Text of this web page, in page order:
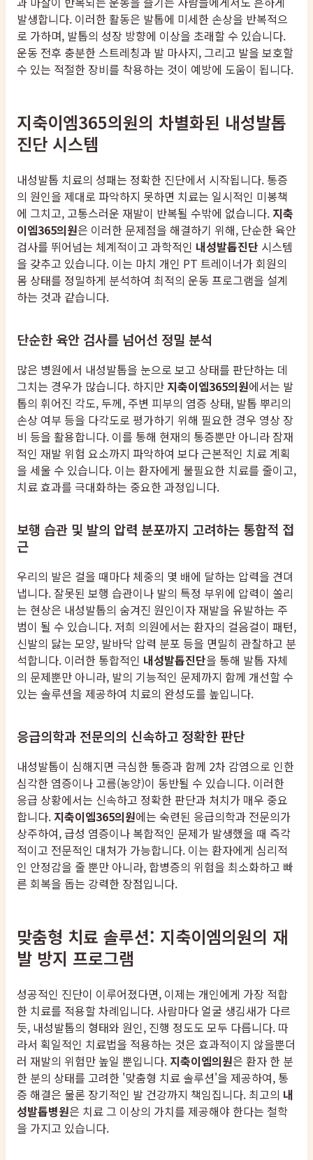
발생합니다. 이러한 활동은 발톱에 미세한 손상을 반복적으
로 가하며, 발톱의 성장 방향에 이상을 초래할 수 있습니다.
운동 전후 충분한 스트레칭과 발 마사지, 그리고 발을 보호할
수 있는 적절한 장비를 착용하는 것이 예방에 도움이 됩니다.
지축이엠365의원의 차별화된 내성발톱
진단 시스템
내성발톱 치료의 성패는 정확한 진단에서 시작됩니다. 통증
의 원인을 제대로 파악하지 못하면 치료는 일시적인 미봉책
에 그치고, 고통스러운 재발이 반복될 수밖에 없습니다. 지축
이엠365의원은 이러한 문제점을 해결하기 위해, 단순한 육안
검사를 뛰어넘는 체계적이고 과학적인 내성발톱진단 시스템
을 갖추고 있습니다. 이는 마치 개인 PT 트레이너가 회원의
몸 상태를 정밀하게 분석하여 최적의 운동 프로그램을 설계
하는 것과 같습니다.
단순한 육안 검사를 넘어선 정밀 분석
많은 병원에서 내성발톱을 눈으로 보고 상태를 판단하는 데
그치는 경우가 많습니다. 하지만 지축이엠365의원에서는 발
톱의 휘어진 각도, 두께, 주변 피부의 염증 상태, 발톱 뿌리의
손상 여부 등을 다각도로 평가하기 위해 필요한 경우 영상 장
비 등을 활용합니다. 이를 통해 현재의 통증뿐만 아니라 잠재
적인 재발 위험 요소까지 파악하여 보다 근본적인 치료 계획
을 세울 수 있습니다. 이는 환자에게 불필요한 치료를 줄이고,
치료 효과를 극대화하는 중요한 과정입니다.
보행 습관 및 발의 압력 분포까지 고려하는 통합적 접
근
우리의 발은 걸을 때마다 체중의 몇 배에 달하는 압력을 견뎌
냅니다. 잘못된 보행 습관이나 발의 특정 부위에 압력이 쏠리
는 현상은 내성발톱의 숨겨진 원인이자 재발을 유발하는 주
범이 될 수 있습니다. 저희 의원에서는 환자의 걸음걸이 패턴,
신발의 닳는 모양, 발바닥 압력 분포 등을 면밀히 관찰하고 분
석합니다. 이러한 통합적인 내성발톱진단을 통해 발톱 자체
의 문제뿐만 아니라, 발의 기능적인 문제까지 함께 개선할 수
있는 솔루션을 제공하여 치료의 완성도를 높입니다.
응급의학과 전문의의 신속하고 정확한 판단
내성발톱이 심해지면 극심한 통증과 함께 2차 감염으로 인한
심각한 염증이나 고름(농양)이 동반될 수 있습니다. 이러한
응급 상황에서는 신속하고 정확한 판단과 처치가 매우 중요
합니다. 지축이엠365의원에는 숙련된 응급의학과 전문의가
상주하여, 급성 염증이나 복합적인 문제가 발생했을 때 즉각
적이고 전문적인 대처가 가능합니다. 이는 환자에게 심리적
인 안정감을 줄 뿐만 아니라, 합병증의 위험을 최소화하고 빠
른 회복을 돕는 강력한 장점입니다.
맞춤형 치료 솔루션: 지축이엠의원의 재
발 방지 프로그램
성공적인 진단이 이루어졌다면, 이제는 개인에게 가장 적합
한 치료를 적용할 차례입니다. 사람마다 얼굴 생김새가 다르
듯, 내성발톱의 형태와 원인, 진행 정도도 모두 다릅니다. 따
라서 획일적인 치료법을 적용하는 것은 효과적이지 않을뿐더
러 재발의 위험만 높일 뿐입니다. 지축이엠의원은 환자 한 분
한 분의 상태를 고려한 '맞춤형 치료 솔루션'을 제공하여, 통
증 해결은 물론 장기적인 발 건강까지 책임집니다. 최고의 내
성발톱병원은 치료 그 이상의 가치를 제공해야 한다는 철학
을 가지고 있습니다.